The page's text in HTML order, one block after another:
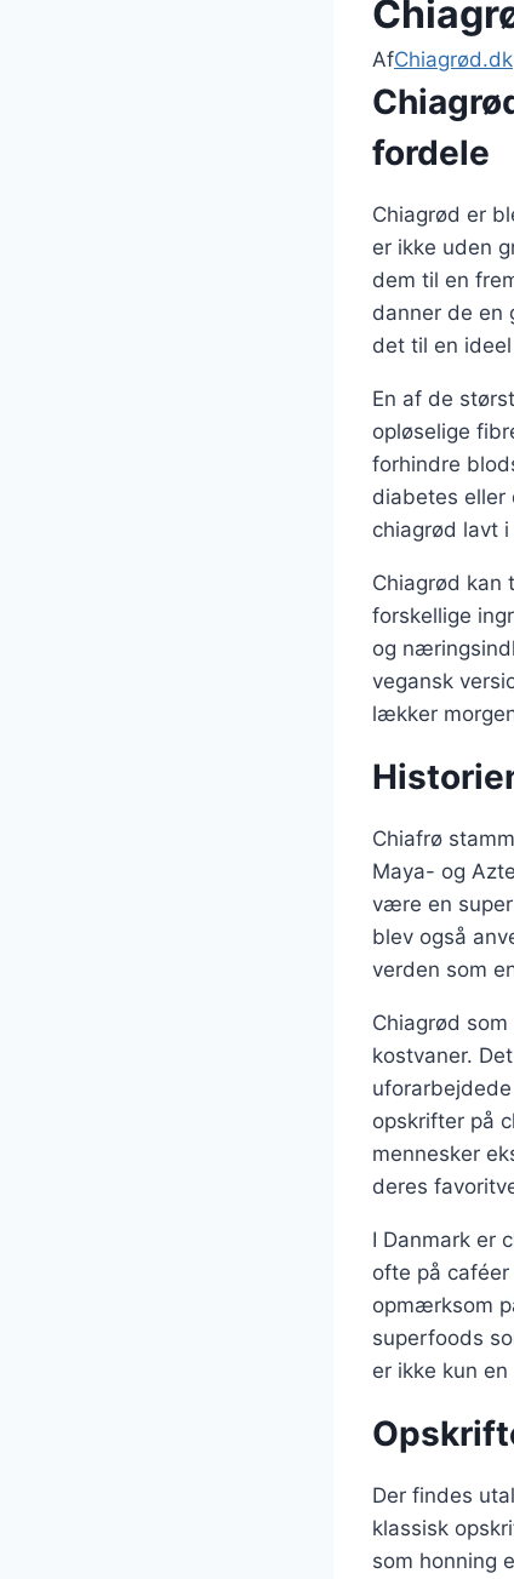
AfChiagrød.dk
fordele
Chiagrød er
er ikke uden
dem til en
danner de en
det til en
En af de
opløselige
forhindre
diabetes eller
chiagrød lavt
Chiagrød kan
forskellige
og
vegansk
lækker
Chiafrø
Maya- og
være en
blev også
verden som
Chiagrød
kostvaner.
opskrifter på
mennesker
deres
I Danmark er
ofte på
opmærksom
superfoods
er ikke kun
Der findes
klassisk
som honning